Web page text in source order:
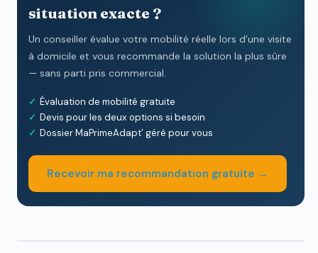
situation exacte ?
Un conseiller évalue votre mobilité réelle lors d’une visite
à domicile et vous recommande la solution la plus sûre
— sans parti pris commercial.
Évaluation de mobilité gratuite
Devis pour les deux options si besoin
Dossier MaPrimeAdapt’ géré pour vous
Recevoir ma recommandation gratuite →